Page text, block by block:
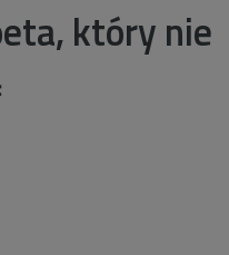
który nie